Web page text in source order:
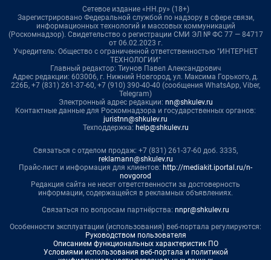
Сетевое издание «НН.ру» (18+)
Зарегистрировано Федеральной службой по надзору в сфере связи,
информационных технологий и массовых коммуникаций
(Роскомнадзор). Свидетельство о регистрации СМИ ЭЛ № ФС 77 — 84717
от 06.02.2023 г.
Учредитель: Общество с ограниченной ответственностью "ИНТЕРНЕТ
ТЕХНОЛОГИИ"
Главный редактор: Тиунов Павел Александрович
Адрес редакции: 603006, г. Нижний Новгород, ул. Максима Горького, д.
226Б, +7 (831) 261-37-60, +7 (910) 390-40-40 (сообщения WhatsApp, Viber,
Telegram)
Электронный адрес редакции: nn@shkulev.ru
Контактные данные для Роскомнадзора и государственных органов:
juristnn@shkulev.ru
Техподдержка: help@shkulev.ru
Связаться с отделом продаж: +7 (831) 261-37-60 доб. 3335,
reklamann@shkulev.ru
Прайс-лист и информация для клиентов: http://mediakit.iportal.ru/n-
novgorod
Редакция сайта не несет ответственности за достоверность
информации, содержащейся в рекламных объявлениях.
Связаться по вопросам партнёрства: nnpr@shkulev.ru
Особенности эксплуатации (использования) веб-портала регулируются:
Руководством пользователя
Описанием функциональных характеристик ПО
Условиями использования веб-портала и политикой